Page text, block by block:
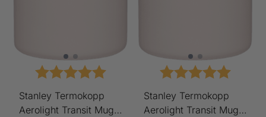
Karakter: 5.0 av 5 mulige
Stanley Termokopp
Aerolight Transit Mug
Karakter:
Stanley Termokopp
Aerolight Transit Mug